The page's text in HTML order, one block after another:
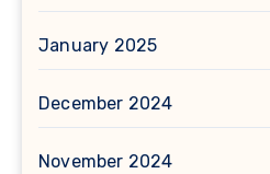
January 2025
December 2024
November 2024